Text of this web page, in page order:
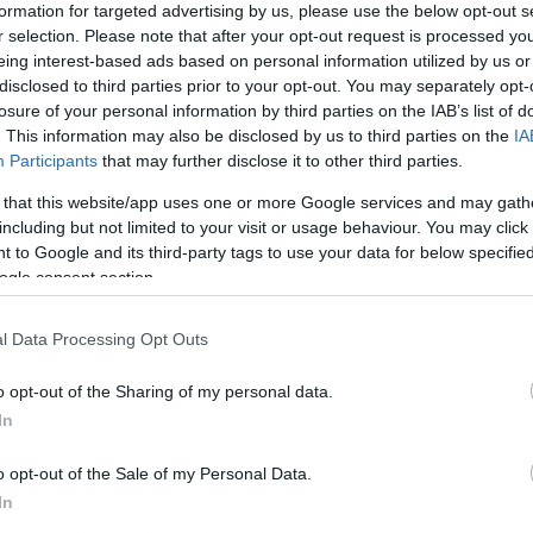
for targeted advertising by us, please use the below opt-out
selection. Please note that after your opt-out request is processed
interest-based ads based on personal information utilized by us
to third parties prior to your opt-out. You may separately
of your personal information by third parties on the IAB’s list of
This information may also be disclosed by us to third parties on the
Participants that may further disclose it to other third parties.
that this website/app uses one or more Google services and may
but not limited to your visit or usage behaviour. You may
to Google and its third-party tags to use your data for below
consent section.
Data Processing Opt Outs
opt-out of the Sharing of my personal data.
opt-out of the Sale of my Personal Data.
Link másolása
a Honeybeast együttes énekesnője
vagy épp vicces híreit az RTL
Mari-díjas színművész a műsorban
idén több előadása is.